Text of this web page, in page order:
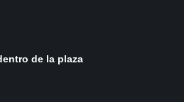
de la plaza